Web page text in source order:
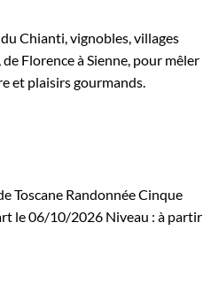
Chianti, vignobles, villages
Florence à Sienne, pour mêler
et plaisirs gourmands.
Toscane Randonnée Cinque
le 06/10/2026 Niveau : à partir